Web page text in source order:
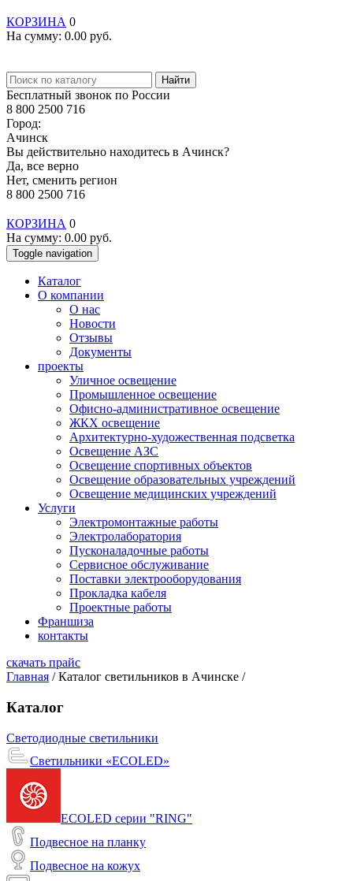
КОРЗИНА 0
На сумму: 0.00 руб.
Найти
Бесплатный звонок по России
8 800 2500 716
Город:
Ачинск
Вы действительно находитесь в Ачинск?
Да, все верно
Нет, сменить регион
8 800 2500 716
КОРЗИНА 0
На сумму: 0.00 руб.
Toggle navigation
Каталог
О компании
О нас
Новости
Отзывы
Документы
проекты
Уличное освещение
Промышленное освещение
Офисно-административное освещение
ЖКХ освещение
Архитектурно-художественная подсветка
Освещение АЗС
Освещение спортивных объектов
Освещение образовательных учреждений
Освещение медицинских учреждений
Услуги
Электромонтажные работы
Электролаборатория
Пусконаладочные работы
Сервисное обслуживание
Поставки электрооборудования
Прокладка кабеля
Проектные работы
Франшиза
контакты
скачать прайс
Главная / Каталог светильников в Ачинске /
Каталог
Светодиодные светильники
Светильники «ECOLED»
ECOLED серии "RING"
Подвесное на планку
Подвесное на кожух